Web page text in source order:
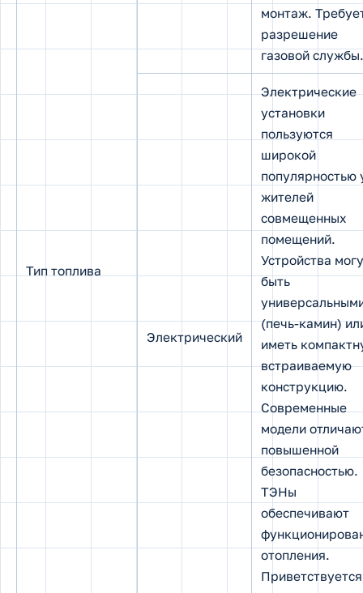
Тип топлива
монтаж.
разрешение
газовой службы.
Электрический
Электрические
установки
пользуются
широкой
популярностью
жителей
совмещенных
помещений.
Устройства
быть
(печь-камин)
иметь
встраиваемую
конструкцию.
Современные
модели
повышенной
безопасностью.
ТЭНы
обеспечивают
отопления.
Приветствуется